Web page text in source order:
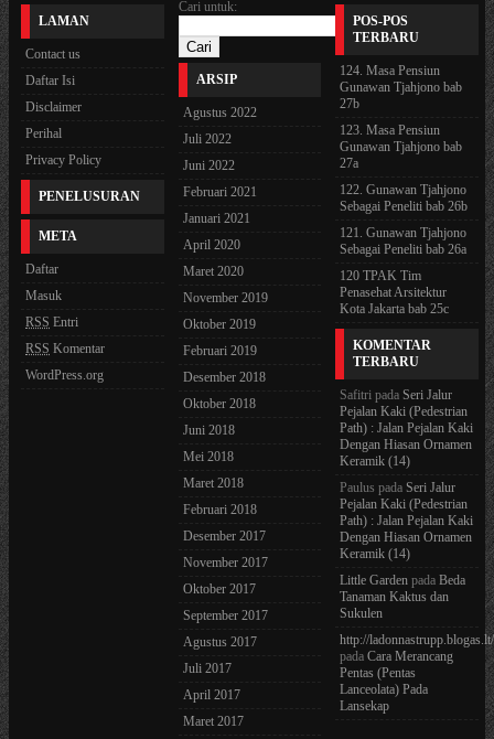
LAMAN
Contact us
Daftar Isi
Disclaimer
Perihal
Privacy Policy
PENELUSURAN
META
Daftar
Masuk
RSS Entri
RSS Komentar
WordPress.org
Cari untuk:
ARSIP
Agustus 2022
Juli 2022
Juni 2022
Februari 2021
Januari 2021
April 2020
Maret 2020
November 2019
Oktober 2019
Februari 2019
Desember 2018
Oktober 2018
Juni 2018
Mei 2018
Maret 2018
Februari 2018
Desember 2017
November 2017
Oktober 2017
September 2017
Agustus 2017
Juli 2017
April 2017
Maret 2017
POS-POS
TERBARU
124. Masa Pensiun
Gunawan Tjahjono bab
27b
123. Masa Pensiun
Gunawan Tjahjono bab
27a
122. Gunawan Tjahjono
Sebagai Peneliti bab 26b
121. Gunawan Tjahjono
Sebagai Peneliti bab 26a
120 TPAK Tim
Penasehat Arsitektur
Kota Jakarta bab 25c
KOMENTAR
TERBARU
Safitri padaSeri Jalur
Pejalan Kaki (Pedestrian
Path) : Jalan Pejalan Kaki
Dengan Hiasan Ornamen
Keramik (14)
Paulus padaSeri Jalur
Pejalan Kaki (Pedestrian
Path) : Jalan Pejalan Kaki
Dengan Hiasan Ornamen
Keramik (14)
Little Garden padaBeda
Tanaman Kaktus dan
Sukulen
http://ladonnastrupp.blogas.lt/
padaCara Merancang
Pentas (Pentas
Lanceolata) Pada
Lansekap